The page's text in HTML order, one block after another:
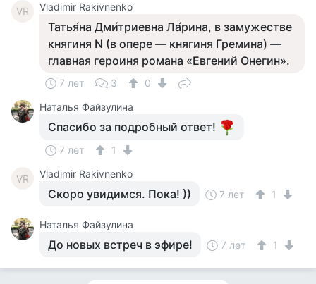
VR Vladimir Rakivnenko
Татья́на Дми́триевна Ла́рина, в замужестве
княгиня N (в опере — княгиня Гремина) —
главная героиня романа «Евгений Онегин».
7 лет 3
0
Наталья Файзулина
Спасибо за подробный ответ!
7 лет 1
VR Vladimir Rakivnenko
Скоро увидимся. Пока! )) 7 лет 1
Наталья Файзулина
До новых встреч в эфире! 7 лет 1